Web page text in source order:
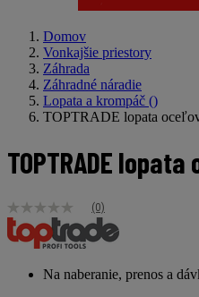
Domov
Vonkajšie priestory
Záhrada
Záhradné náradie
Lopata a krompáč ()
TOPTRADE lopata
TOPTRADE
Žiadna
hodnota
hodnotenia
(0)
Na naberanie, prenos a